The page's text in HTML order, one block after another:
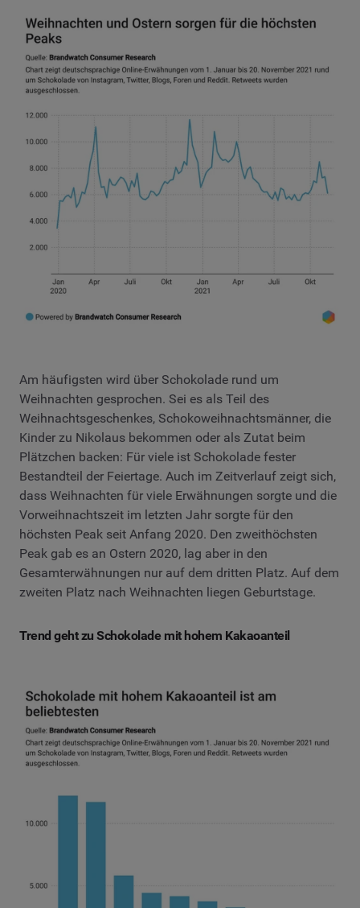
Am häufigsten wird über Schokolade rund um
Weihnachten gesprochen. Sei es als Teil des
Weihnachtsgeschenkes, Schokoweihnachtsmänner, die
Kinder zu Nikolaus bekommen oder als Zutat beim
Plätzchen backen: Für viele ist Schokolade fester
Bestandteil der Feiertage. Auch im Zeitverlauf zeigt sich,
dass Weihnachten für viele Erwähnungen sorgte und die
Vorweihnachtszeit im letzten Jahr sorgte für den
höchsten Peak seit Anfang 2020. Den zweithöchsten
Peak gab es an Ostern 2020, lag aber in den
Gesamterwähnungen nur auf dem dritten Platz. Auf dem
zweiten Platz nach Weihnachten liegen Geburtstage.
Trend geht zu Schokolade mit hohem Kakaoanteil